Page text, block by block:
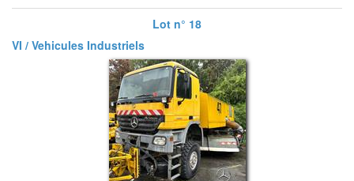
Lot n° 18
VI / Vehicules Industriels